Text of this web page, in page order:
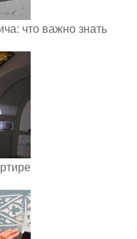
что важно знать